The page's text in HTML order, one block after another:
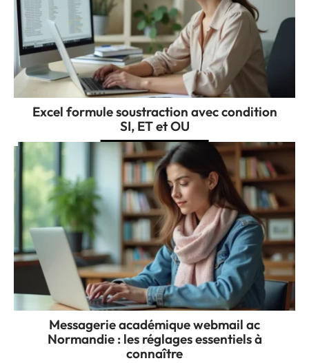
Excel formule soustraction avec condition
SI, ET et OU
Messagerie académique webmail ac
Normandie : les réglages essentiels à
connaître